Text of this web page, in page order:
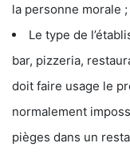
la personne morale ;
Le type de
bar, pizzeria,
doit faire usage le
normalement
pièges dans un